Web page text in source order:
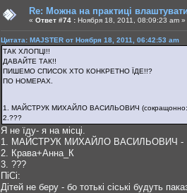
Re: Можна на практиці
« Ответ #74 : Ноября 18, 2011, 08:09:23 am »
Цитата: MAJSTER от Ноября 18, 2011, 06:42:53 am
ТАК ХЛОПЦІ!!
ДАВАЙТЕ ТАК!!
ПИШЕМО СПИСОК ХТО КОНКРЕТНО ЇДЕ!!?
ПО НОМЕРАХ.
1. МАЙСТРУК МИХАЙЛО ВАСИЛЬОВИЧ (
2.???
Я не їду- я на місці.
1. МАЙСТРУК МИХАЙЛО ВАСИЛЬОВИЧ -
2. Крава+Анна_К
3. ???
ПіСі:
Дітей не беру - бо тотькі сіські будуть